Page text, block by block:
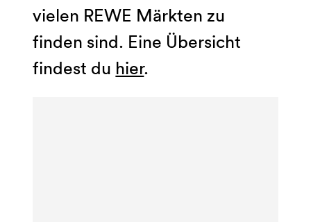
vielen REWE Märkten zu
finden sind. Eine Übersicht
findest du hier.